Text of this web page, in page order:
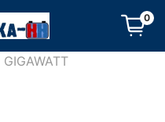
0
GIGAWATT